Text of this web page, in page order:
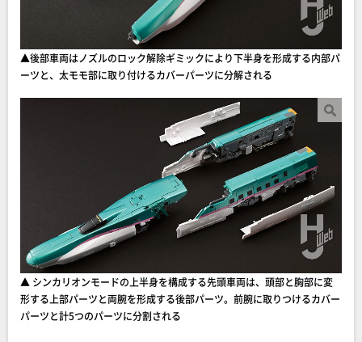
▲後部車両はノズルのロック解除ギミックにより下半身を形成する内部パ
ーツと、太モモ部に取り付けるカバーパーツに分解される
▲ シンカリオンモードの上半身を構成する先頭車両は、頭部と胸部に変
形する上部パーツと両腕を形成する後部パーツ。前腕に取りつけるカバー
パーツと計5つのパーツに分割される